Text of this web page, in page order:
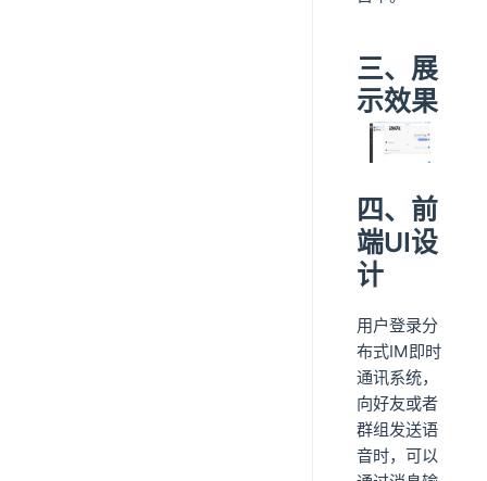
三、展
示效果
四、前
端UI设
计
用户登录分
布式IM即时
通讯系统，
向好友或者
群组发送语
音时，可以